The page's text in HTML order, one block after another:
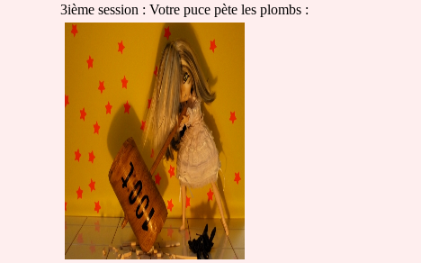
3ième session : Votre puce pète les plombs :